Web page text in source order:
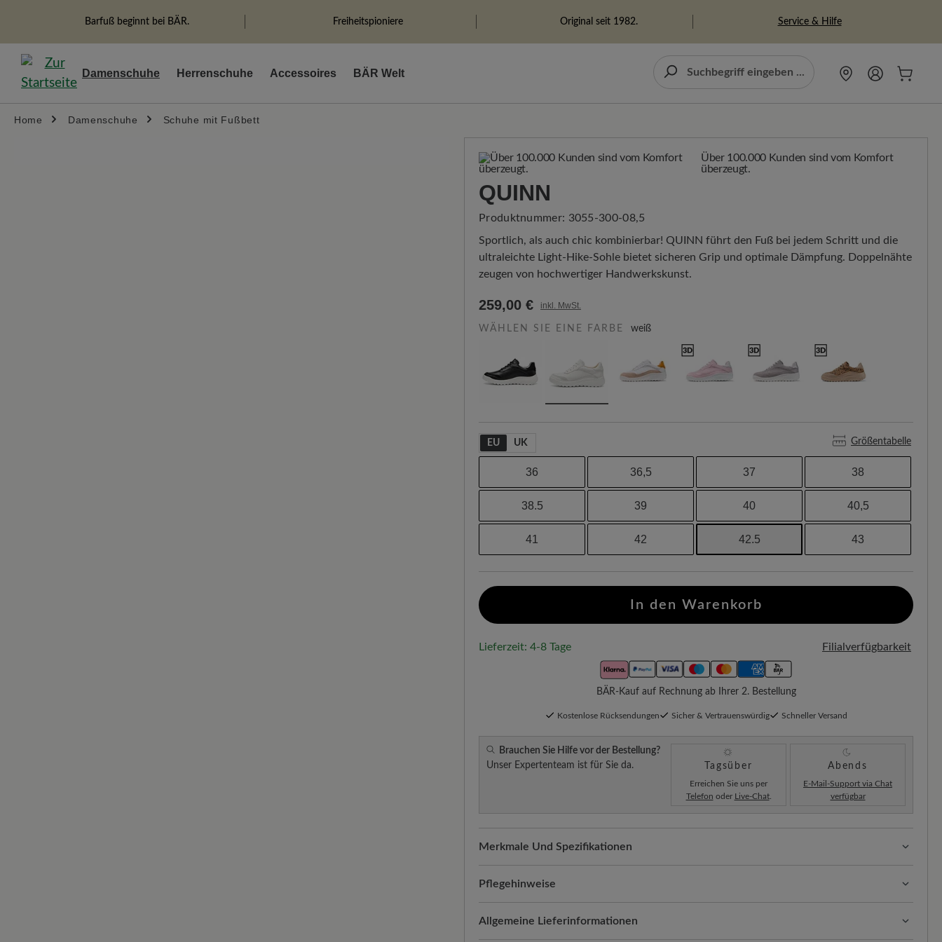
Zur Hauptnavigation springen
Barfuß beginnt bei BÄR. Freiheitspioniere Original seit 1982. Service & Hilfe
Damenschuhe Herrenschuhe Accessoires BÄR Welt
Home Damenschuhe Schuhe mit Fußbett
Über 100.000 Kunden sind vom Komfort
überzeugt.
QUINN
Produktnummer: 3055-300-08,5
Sportlich, als auch chic kombinierbar! QUINN führt den Fuß bei jedem Schritt und die
ultraleichte Light-Hike-Sohle bietet sicheren Grip und optimale Dämpfung. Doppelnähte
zeugen von hochwertiger Handwerkskunst.
259,00 € inkl. MwSt.
WÄHLEN SIE EINE FARBE weiß
EU UK Größentabelle
36 36,5 37 38
38.5 39 40 40,5
41 42 42.5 43
In den Warenkorb
Lieferzeit: 4-8 Tage Filialverfügbarkeit
BÄR-Kauf auf Rechnung ab Ihrer 2. Bestellung
Kostenlose Rücksendungen Sicher & Vertrauenswürdig Schneller Versand
Brauchen Sie Hilfe vor der Bestellung?
Unser Expertenteam ist für Sie da.
Tagsüber
Erreichen Sie uns per
Telefon oder Live-Chat.
Abends
E-Mail-Support via Chat
verfügbar
Merkmale Und Spezifikationen
Freeyourfeet!Die perfekte Passform mit 100% Zehenfreiheit. Natürlich geformte
Schuhe, handgefertigt hergestellt.
samtigen Haptik des Veloursleders. Eine harmonische Balance aus Robustheit und
Pflegehinweise
geschützt. So geht’s:
Allgemeine Lieferinformationen